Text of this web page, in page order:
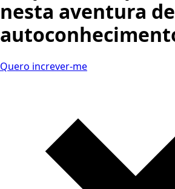
nesta aventura de
Quero increver-me